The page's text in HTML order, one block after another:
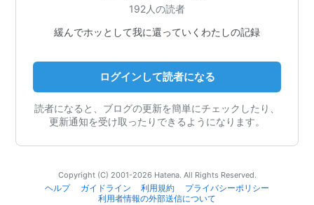
192人の読者
緩んでホッとして我に還っていくわたしの記録
ログインして読者になる
読者になると、ブログの更新を簡単にチェックしたり、
更新通知を受け取ったりできるようになります。
Copyright (C) 2001-2026 Hatena. All Rights Reserved.
ヘルプ
ガイドライン 利用規約
プライバシーポリシー
利用者情報の外部送信について